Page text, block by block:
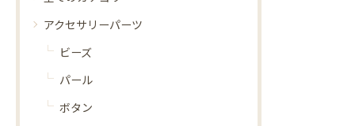
アクセサリーパーツ
ビーズ
パール
ボタン